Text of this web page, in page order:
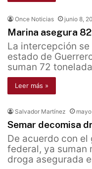
Once Noticias junio 8,
Marina asegura
La intercepción
estado de
suman 72
Leer más »
Salvador Martínez
Semar decomisa
De acuerdo con
federal, ya suman
droga asegurada